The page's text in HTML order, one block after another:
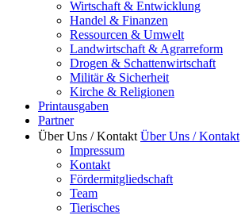
Wirtschaft & Entwicklung
Handel & Finanzen
Ressourcen & Umwelt
Landwirtschaft & Agrarreform
Drogen & Schattenwirtschaft
Militär & Sicherheit
Kirche & Religionen
Printausgaben
Partner
Über Uns / Kontakt Über Uns / Kontakt
Impressum
Kontakt
Fördermitgliedschaft
Team
Tierisches